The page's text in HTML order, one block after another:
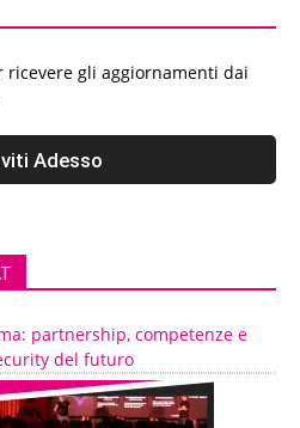
gli aggiornamenti dai
partnership, competenze e
del futuro